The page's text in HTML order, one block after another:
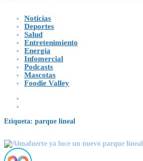
Noticias
Deportes
Salud
Entretenimiento
Energía
Infomercial
Podcasts
Mascotas
Foodie Valley
Etiqueta: parque lineal